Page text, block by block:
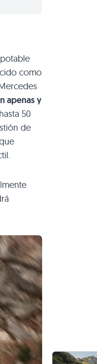
como
apenas y
50
de